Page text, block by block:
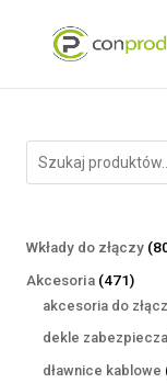
Wkłady do złączy
Akcesoria 471471
akcesoria do
dekle
dławnice kablowe